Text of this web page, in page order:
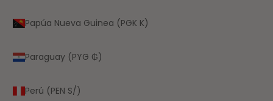
Papúa Nueva Guinea (PGK K)
Paraguay (PYG ₲)
Perú (PEN S/)